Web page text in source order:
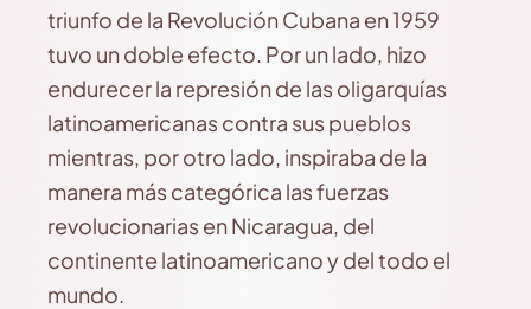
triunfo de la Revolución Cubana en 1959
tuvo un doble efecto. Por un lado, hizo
endurecer la represión de las oligarquías
latinoamericanas contra sus pueblos
mientras, por otro lado, inspiraba de la
manera más categórica las fuerzas
revolucionarias en Nicaragua, del
continente latinoamericano y del todo el
mundo.